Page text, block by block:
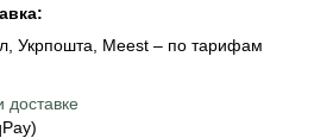
Укрпошта, Meest – по тарифам